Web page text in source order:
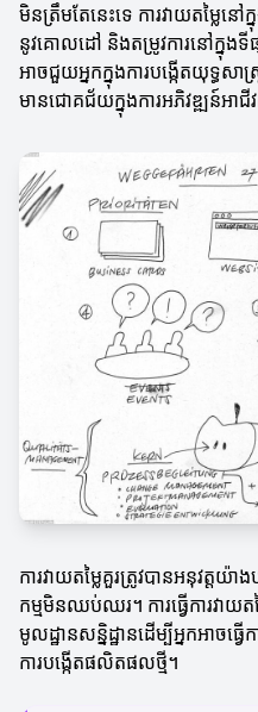
មិនត្រឹមតែនេះទេ ការវាយតម្លៃន
នូវគោលដៅ និងតម្រូវការនៅក្នុងទីផ្
អាចជួយអ្នកក្នុងការបង្កើតយុទ្ធស
មានជោគជ័យក្នុងការអភិវឌ្ឍន៍អាជីវ
ការវាយតម្លៃគួរត្រូវបានអនុវត្ត
កម្មមិនឈប់ឈរ។ ការធ្វើការវាយតម្
មូលដ្ឋានសន្និដ្ឋានដើម្បីអ្នកអាចធ្វើ
ការបង្កើតផលិតផលថ្មី។